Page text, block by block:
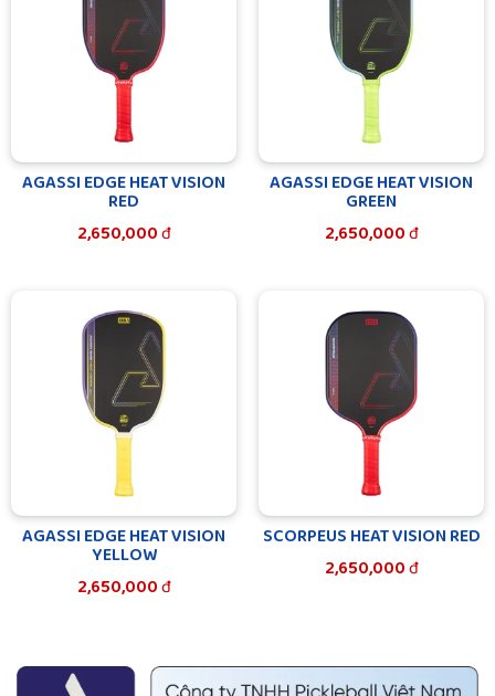
AGASSI EDGE HEAT VISION
RED
2,650,000đ
AGASSI EDGE HEAT VISION
GREEN
2,650,000đ
AGASSI EDGE HEAT VISION
YELLOW
2,650,000đ
SCORPEUS HEAT VISION RED
2,650,000đ